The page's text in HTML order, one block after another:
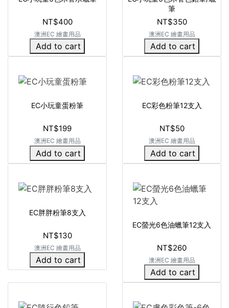
NT$400
澳洲EC 繪畫用品
Add to cart
筆
NT$350
澳洲EC 繪畫用品
Add to cart
EC小玩童蛋粉筆
NT$199
澳洲EC 繪畫用品
Add to cart
EC彩色粉筆12支入
NT$50
澳洲EC 繪畫用品
Add to cart
EC胖胖粉筆8支入
NT$130
澳洲EC 繪畫用品
Add to cart
EC螢光6色油蠟筆12支入
NT$260
澳洲EC 繪畫用品
Add to cart